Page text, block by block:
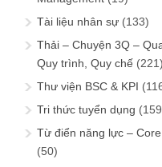
Tài liệu nhân sự (133)
Thải – Chuyện 3Q –
Quy trình, Quy chế (221)
Thư viện BSC & KPI
Tri thức tuyển dụng
Từ điển năng lực –
(50)